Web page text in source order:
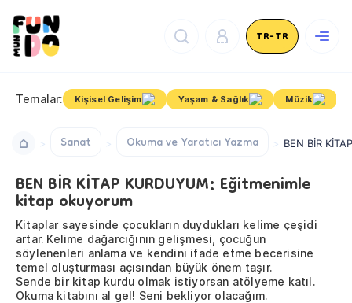
TR-TR
Temalar: Kişisel Gelişim Yaşam & Sağlık Müzik
Sanat Okuma ve Yaratıcı Yazma BEN BİR
BEN BİR KİTAP KURDUYUM: Eğitmenimle
kitap okuyorum
Kitaplar sayesinde çocukların duydukları kelime çeşidi
artar. Kelime dağarcığının gelişmesi, çocuğun
söylenenleri anlama ve kendini ifade etme becerisine
temel oluşturması açısından büyük önem taşır.
Sende bir kitap kurdu olmak istiyorsan atölyeme katıl.
Okuma kitabını al gel! Seni bekliyor olacağım.